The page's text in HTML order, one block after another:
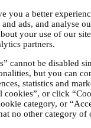
you a better
ads, and analyse
your use of our
partners.
cannot be disabled
but you can
statistics and
or click
category, or
no other category of
à vous contacter
opérationnelles,
de
personnelles pour
Site web ou par
est requise pour
à votre intention.
fonction de notre
droits et libertés)
le cas où vous
sans finaliser votre